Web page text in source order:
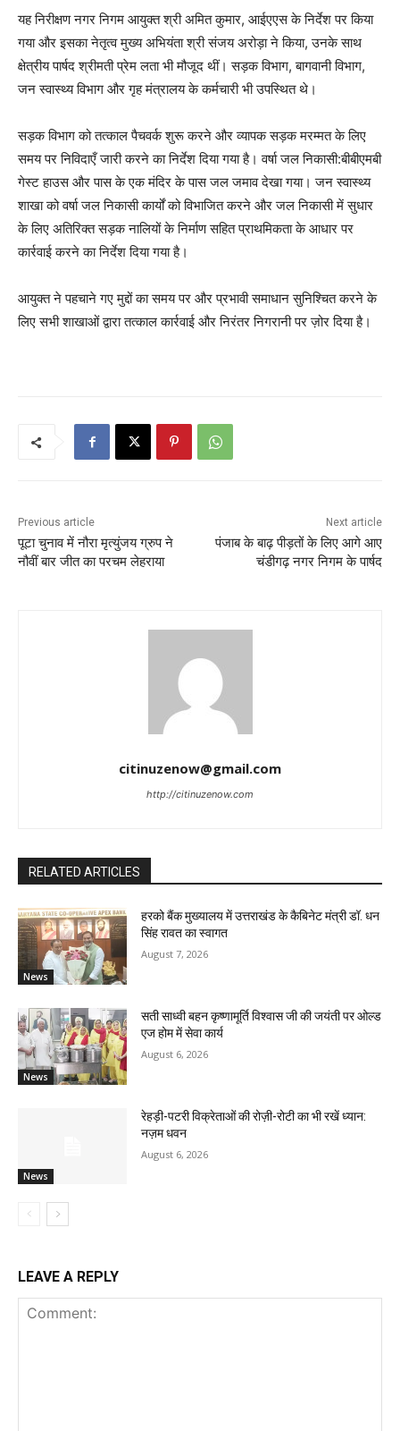
यह निरीक्षण नगर निगम आयुक्त श्री अमित कुमार, आईएएस के निर्देश पर किया
गया और इसका नेतृत्व मुख्य अभियंता श्री संजय अरोड़ा ने किया, उनके साथ
क्षेत्रीय पार्षद श्रीमती प्रेम लता भी मौजूद थीं। सड़क विभाग, बागवानी विभाग,
जन स्वास्थ्य विभाग और गृह मंत्रालय के कर्मचारी भी उपस्थित थे।
सड़क विभाग को तत्काल पैचवर्क शुरू करने और व्यापक सड़क मरम्मत के लिए
समय पर निविदाएँ जारी करने का निर्देश दिया गया है। वर्षा जल निकासी:बीबीएमबी
गेस्ट हाउस और पास के एक मंदिर के पास जल जमाव देखा गया। जन स्वास्थ्य
शाखा को वर्षा जल निकासी कार्यों को विभाजित करने और जल निकासी में सुधार
के लिए अतिरिक्त सड़क नालियों के निर्माण सहित प्राथमिकता के आधार पर
कार्रवाई करने का निर्देश दिया गया है।
आयुक्त ने पहचाने गए मुद्दों का समय पर और प्रभावी समाधान सुनिश्चित करने के
लिए सभी शाखाओं द्वारा तत्काल कार्रवाई और निरंतर निगरानी पर ज़ोर दिया है।
Previous article
पूटा चुनाव में नौरा मृत्युंजय ग्रुप ने
नौवीं बार जीत का परचम लेहराया
Next article
पंजाब के बाढ़ पीड़तों के लिए आगे आए
चंडीगढ़ नगर निगम के पार्षद
citinuzenow@gmail.com
http://citinuzenow.com
RELATED ARTICLES
News
हरको बैंक मुख्यालय में उत्तराखंड के कैबिनेट मंत्री डॉ. धन
सिंह रावत का स्वागत
August 7, 2026
News
सती साध्वी बहन कृष्णामूर्ति विश्वास जी की जयंती पर ओल्ड
एज होम में सेवा कार्य
August 6, 2026
News
रेहड़ी-पटरी विक्रेताओं की रोज़ी-रोटी का भी रखें ध्यान:
नज़म धवन
August 6, 2026
LEAVE A REPLY